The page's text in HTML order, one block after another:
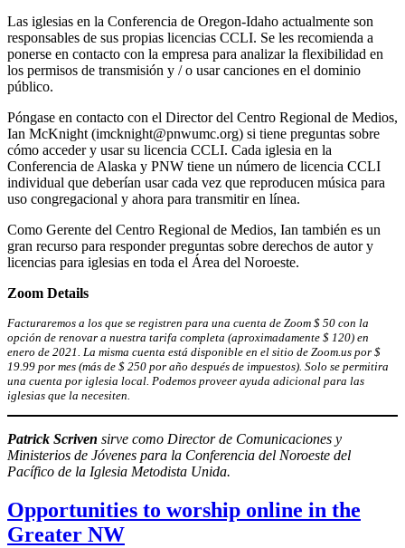
Las iglesias en la Conferencia de Oregon-Idaho actualmente son
responsables de sus propias licencias CCLI. Se les recomienda a
ponerse en contacto con la empresa para analizar la flexibilidad en
los permisos de transmisión y / o usar canciones en el dominio
público.
Póngase en contacto con el Director del Centro Regional de Medios,
Ian McKnight (imcknight@pnwumc.org) si tiene preguntas sobre
cómo acceder y usar su licencia CCLI. Cada iglesia en la
Conferencia de Alaska y PNW tiene un número de licencia CCLI
individual que deberían usar cada vez que reproducen música para
uso congregacional y ahora para transmitir en línea.
Como Gerente del Centro Regional de Medios, Ian también es un
gran recurso para responder preguntas sobre derechos de autor y
licencias para iglesias en toda el Área del Noroeste.
Zoom Details
Facturaremos a los que se registren para una cuenta de Zoom $ 50 con la
opción de renovar a nuestra tarifa completa (aproximadamente $ 120) en
enero de 2021. La misma cuenta está disponible en el sitio de Zoom.us por $
19.99 por mes (más de $ 250 por año después de impuestos). Solo se permitira
una cuenta por iglesia local. Podemos proveer ayuda adicional para las
iglesias que la necesiten.
Patrick Scriven sirve como Director de Comunicaciones y
Ministerios de Jóvenes para la Conferencia del Noroeste del
Pacífico de la Iglesia Metodista Unida.
Opportunities to worship online in the
Greater NW